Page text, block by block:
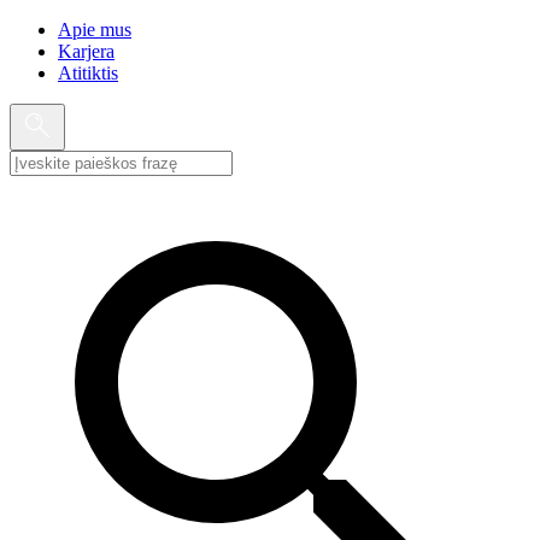
Apie mus
Karjera
Atitiktis